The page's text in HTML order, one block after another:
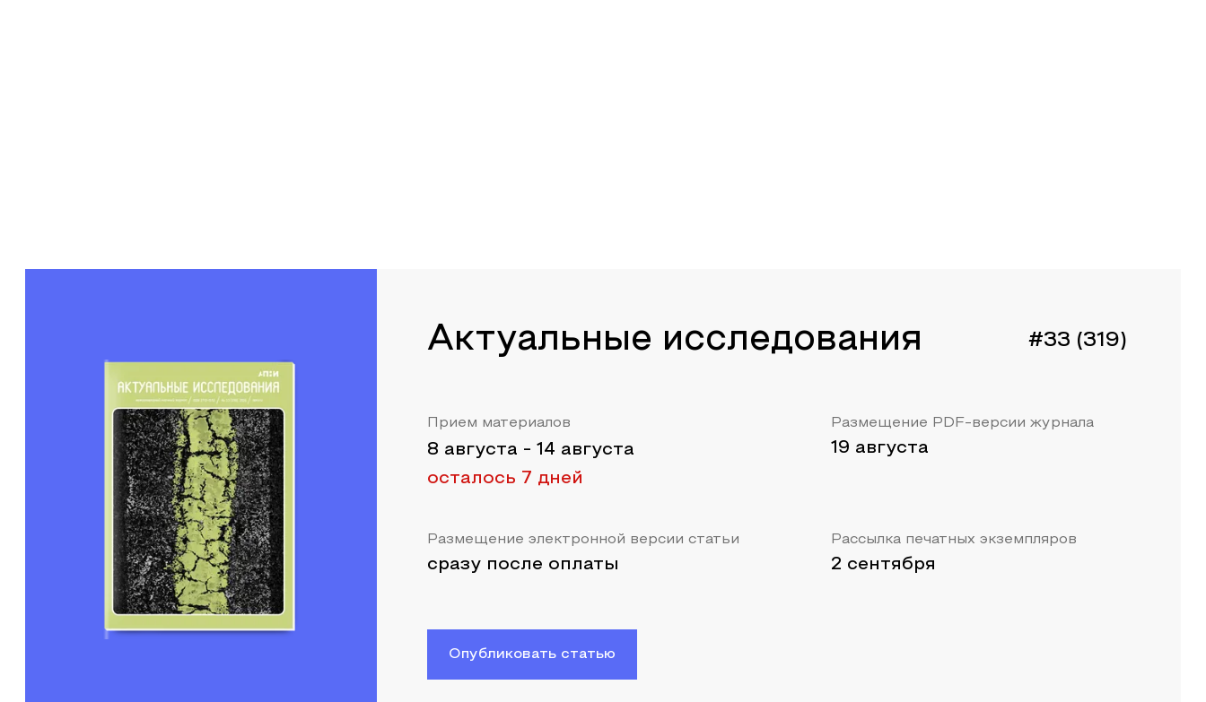
Актуальные исследования #33 (319)
Прием материалов
8 августа - 14 августа
осталось 7 дней
Размещение PDF-версии журнала
19 августа
Размещение электронной версии статьи
сразу после оплаты
Рассылка печатных экземпляров
2 сентября
Опубликовать статью